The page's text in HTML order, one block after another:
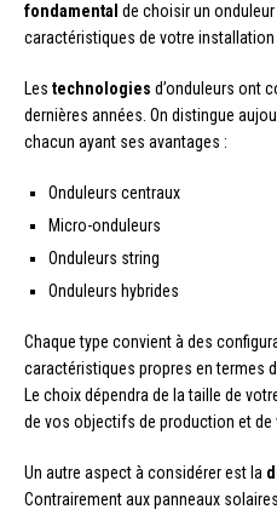
fondamental de choisir un
caractéristiques de votre
Les technologies d’onduleurs ont
dernières années. On distingue
chacun ayant ses avantages :
Onduleurs centraux
Micro-onduleurs
Onduleurs string
Onduleurs hybrides
Chaque type convient à des
caractéristiques propres en termes
Le choix dépendra de la taille de
de vos objectifs de production et de
Un autre aspect à considérer est la
Contrairement aux panneaux